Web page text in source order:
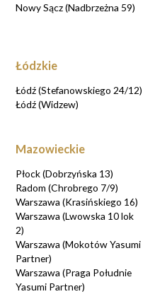
Nowy Sącz (Nadbrzeżna 59)
Łódzkie
Łódź (Stefanowskiego 24/12)
Łódź (Widzew)
Mazowieckie
Płock (Dobrzyńska 13)
Radom (Chrobrego 7/9)
Warszawa (Krasińskiego 16)
Warszawa (Lwowska 10 lok
2)
Warszawa (Mokotów Yasumi
Partner)
Warszawa (Praga Południe
Yasumi Partner)